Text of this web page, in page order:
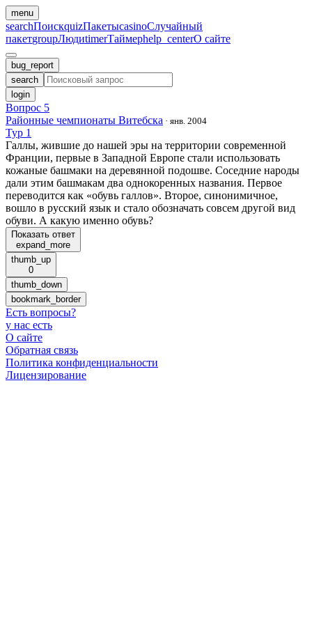
menu
searchПоискquizПакетыcasinoСлучайный
пакетgroupЛюдиtimerТаймерhelp_centerО сайте
bug_report
search
login
Вопрос 5
Районные чемпионаты Витебска · янв. 2004
Тур 1
Галлы, жившие до нашей эры на территории современной
Франции, первые в Западной Европе стали использовать
кожаные башмаки на деревянной подошве. Соседние народы
дали этим башмакам два однокоренных названия. Первое
переводится как «обувь галлов». Второе, синонимичное,
вошло в русский язык и стало обозначать совсем другой вид
обуви. А какую именно обувь?
Показать ответ
expand_more
thumb_up
0
thumb_down
bookmark_border
Есть вопросы?
у нас есть
О сайте
Обратная связь
Политика конфиденциальности
Лицензирование